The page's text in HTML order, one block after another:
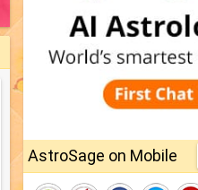
AstroSage on Mobile